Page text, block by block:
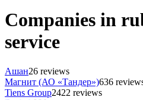
Companies in
service
Ашан26 reviews
Магнит (АО «Тандер»)636
Tiens Group2422 reviews